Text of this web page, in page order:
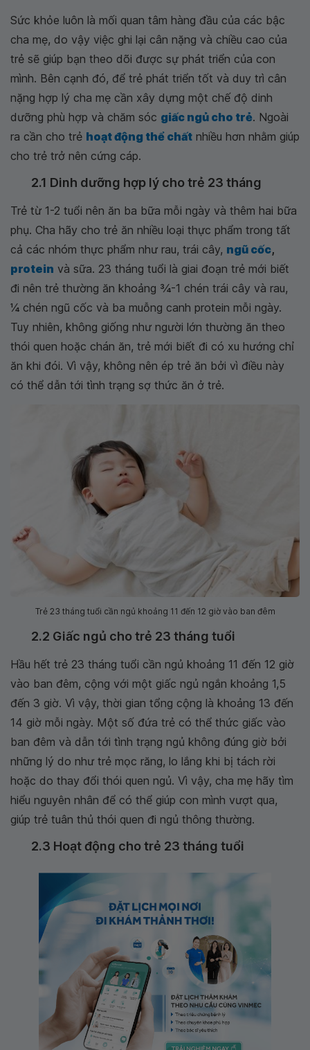
Sức khỏe luôn là mối quan tâm hàng đầu của các bậc
cha mẹ, do vậy việc ghi lại cân nặng và chiều cao của
trẻ sẽ giúp bạn theo dõi được sự phát triển của con
mình. Bên cạnh đó, để trẻ phát triển tốt và duy trì cân
nặng hợp lý cha mẹ cần xây dựng một chế độ dinh
dưỡng phù hợp và chăm sóc giấc ngủ cho trẻ. Ngoài
ra cần cho trẻ hoạt động thể chất nhiều hơn nhằm giúp
cho trẻ trở nên cứng cáp.
2.1 Dinh dưỡng hợp lý cho trẻ 23 tháng
Trẻ từ 1-2 tuổi nên ăn ba bữa mỗi ngày và thêm hai bữa
phụ. Cha hãy cho trẻ ăn nhiều loại thực phẩm trong tất
cả các nhóm thực phẩm như rau, trái cây, ngũ cốc,
protein và sữa. 23 tháng tuổi là giai đoạn trẻ mới biết
đi nên trẻ thường ăn khoảng 3⁄4-1 chén trái cây và rau,
1⁄4 chén ngũ cốc và ba muỗng canh protein mỗi ngày.
Tuy nhiên, không giống như người lớn thường ăn theo
thói quen hoặc chán ăn, trẻ mới biết đi có xu hướng chỉ
ăn khi đói. Vì vậy, không nên ép trẻ ăn bởi vì điều này
có thể dẫn tới tình trạng sợ thức ăn ở trẻ.
Trẻ 23 tháng tuổi cần ngủ khoảng 11 đến 12 giờ vào ban đêm
2.2 Giấc ngủ cho trẻ 23 tháng tuổi
Hầu hết trẻ 23 tháng tuổi cần ngủ khoảng 11 đến 12 giờ
vào ban đêm, cộng với một giấc ngủ ngắn khoảng 1,5
đến 3 giờ. Vì vậy, thời gian tổng cộng là khoảng 13 đến
14 giờ mỗi ngày. Một số đứa trẻ có thể thức giấc vào
ban đêm và dẫn tới tình trạng ngủ không đúng giờ bởi
những lý do như trẻ mọc răng, lo lắng khi bị tách rời
hoặc do thay đổi thói quen ngủ. Vì vậy, cha mẹ hãy tìm
hiểu nguyên nhân để có thể giúp con mình vượt qua,
giúp trẻ tuân thủ thói quen đi ngủ thông thường.
2.3 Hoạt động cho trẻ 23 tháng tuổi